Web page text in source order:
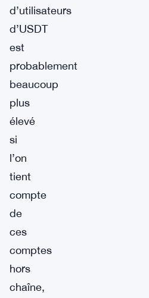
d’utilisateurs
d’USDT
est
probablement
beaucoup
plus
élevé
si
l’on
tient
compte
de
ces
comptes
hors
chaîne,